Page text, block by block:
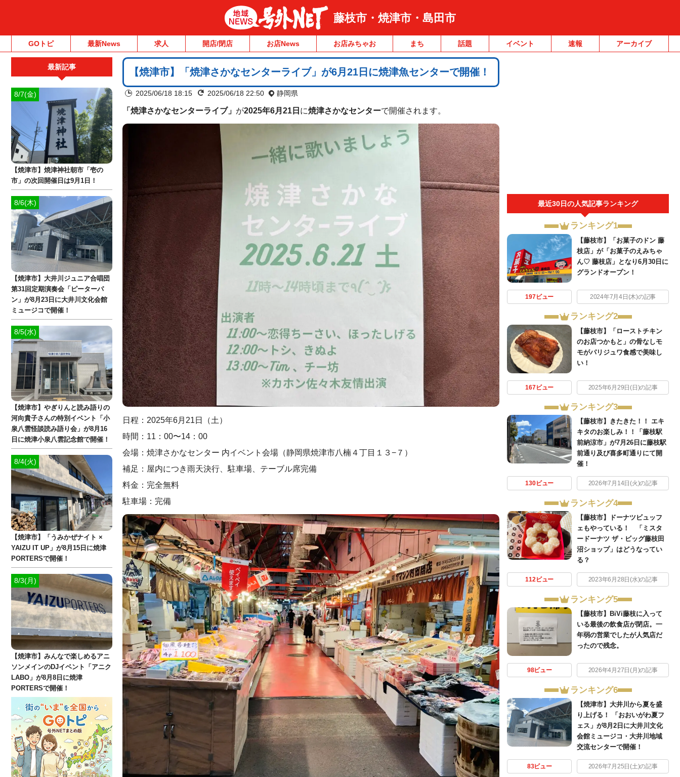
藤枝市・焼津市・島田市
GOトピ 最新News 求人 開店/閉店 お店News お店みちゃお まち 話題 イベント 速報 アーカイブ
【焼津市】「焼津さかなセンターライブ」が6月21日に焼津魚センターで開催！
2025/06/18 18:15 2025/06/18 22:50 静岡県
「焼津さかなセンターライブ」 が2025年6月21日に焼津さかなセンターで開催されます。
日程：2025年6月21日（土）
時間：11：00〜14：00
会場：焼津さかなセンター 内イベント会場（静岡県焼津市八楠４丁目１３−７）
補足：屋内につき雨天決行、駐車場、テーブル席完備
料金：完全無料
駐車場：完備
最近30日の人気記事ランキング
ランキング1
【藤枝市】「お菓子のドン 藤
枝店」が「お菓子のえみちゃ
ん♡ 藤枝店」となり6月30日に
グランドオープン！
197ビュー 2024年7月4日(木)の記事
ランキング2
【藤枝市】「ローストチキン
のお店つかもと」の骨なしモ
モがパリジュワ食感で美味し
い！
167ビュー 2025年6月29日(日)の記事
ランキング3
【藤枝市】きたきた！！ エキ
キタのお楽しみ！！「藤枝駅
前納涼市」が7月26日に藤枝駅
前通り及び喜多町通りにて開
催！
130ビュー 2026年7月14日(火)の記事
ランキング4
【藤枝市】ドーナツビュッフ
ェもやっている！ 「ミスタ
ードーナツ ザ・ビッグ藤枝田
沼ショップ」はどうなってい
る？
112ビュー 2023年6月28日(水)の記事
ランキング5
【藤枝市】BiVi藤枝に入って
いる最後の飲食店が閉店。一
年弱の営業でしたが人気店だ
ったので残念。
98ビュー 2026年4月27日(月)の記事
ランキング6
【焼津市】大井川から夏を盛
り上げる！ 「おおいがわ夏フ
ェス」が8月2日に大井川文化
会館ミュージコ・大井川地域
交流センターで開催！
83ビュー 2026年7月25日(土)の記事
最新記事
8/7(金)
【焼津市】焼津神社朝市「壱の
市」の次回開催日は9月1日！
8/6(木)
【焼津市】大井川ジュニア合唱団
第31回定期演奏会「ピーターパ
ン」が8月23日に大井川文化会館
ミュージコで開催！
8/5(水)
【焼津市】やぎりんと読み語りの
河向貴子さんの特別イベント「小
泉八雲怪談読み語り会」が8月16
日に焼津小泉八雲記念館で開催！
8/4(火)
【焼津市】「うみかぜナイト ×
YAIZU IT UP」が8月15日に焼津
PORTERSで開催！
8/3(月)
【焼津市】みんなで楽しめるアニ
ソンメインのDJイベント「アニク
LABO」が8月8日に焼津
PORTERSで開催！